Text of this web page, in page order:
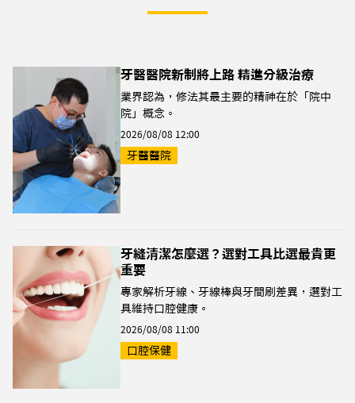
牙醫醫院新制將上路 精進分級治療
業界認為，修法其最主要的精神在於「院中
院」概念。
2026/08/08 12:00
牙醫醫院
牙縫清潔怎麼選？選對工具比選最貴更
重要
專家解析牙線、牙線棒與牙間刷差異，選對工
具維持口腔健康。
2026/08/08 11:00
口腔保健